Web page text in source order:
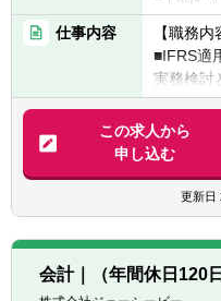
■高度の
を兼ね
■会計専
知見、英
えること
①大手事
会計関
入、ある
②監査法
ダー等に
客企業へ
▽社会人
必須要
さ、歓迎
経験の有
だきます。
仕事内容
【職務内
■IFRS適
実務検討
ス、担当
・IFRS適
の検討、
義書な
との検
めたプロ
・また、
への影響
この求人から
申し込む
更新日
会計｜（年間休日120